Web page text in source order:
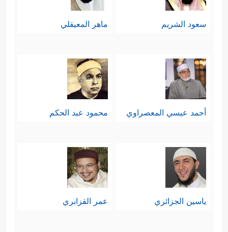
سعود الشريم ماهر المعيقلي
أحمد عيسي المعصراوي محمود عبد الحكم
ياسين الجزائري عمر القزابري